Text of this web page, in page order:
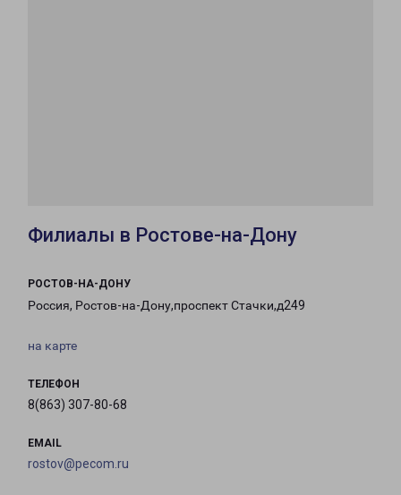
Филиалы в Ростове-на-Дону
РОСТОВ-НА-ДОНУ
Россия, Ростов-на-Дону,проспект Стачки,д249
на карте
ТЕЛЕФОН
8(863) 307-80-68
EMAIL
rostov@pecom.ru